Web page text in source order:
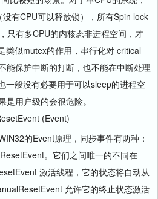
有CPU可以释放锁），所有Spin lock
只有多CPU的内核态非进程空间，才
类似mutex的作用，串行化对 critical
能保护中断的打断，也不能在中断处理
一般没有必要用于可以sleep的进程空
如果是用户级的会很危险。
(Event)
的Event原理，同步事件有两种：
。它们之间唯一的不同在
激活线程，它的状态将自动从
允许它的终止状态激活